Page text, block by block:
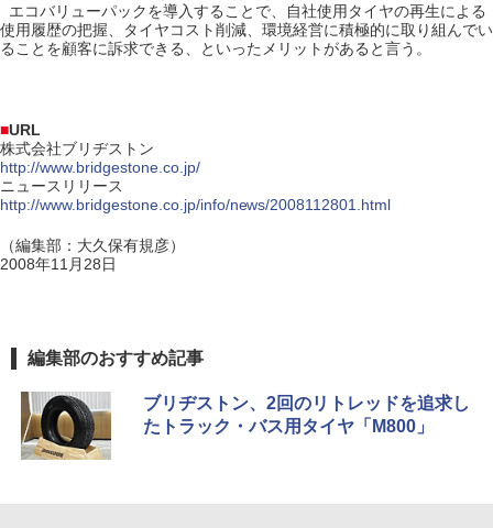
エコバリューパックを導入することで、自社使用タイヤの再生による
使用履歴の把握、タイヤコスト削減、環境経営に積極的に取り組んでい
ることを顧客に訴求できる、といったメリットがあると言う。
■URL
株式会社ブリヂストン
http://www.bridgestone.co.jp/
ニュースリリース
http://www.bridgestone.co.jp/info/news/2008112801.html
（編集部：大久保有規彦）
2008年11月28日
編集部のおすすめ記事
ブリヂストン、2回のリトレッドを追求し
たトラック・バス用タイヤ「M800」